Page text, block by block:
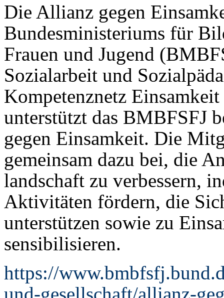
Die Allianz gegen
Bundesministeriums für
Frauen und Jugend
Sozialarbeit und
Kompetenznetz
unterstützt das BMBFSFJ
gegen Einsamkeit. Die
gemeinsam dazu bei, die
landschaft zu verbessern,
Aktivitäten fördern, die
unterstützen sowie zu
sensibilisieren.
https://
und-gesellschaft/allianz-